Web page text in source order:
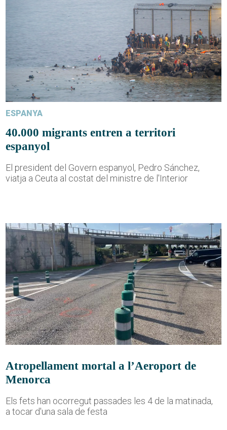
ESPANYA
40.000 migrants entren a territori
espanyol
El president del Govern espanyol, Pedro Sánchez,
viatja a Ceuta al costat del ministre de l'Interior
Atropellament mortal a l’Aeroport de
Menorca
Els fets han ocorregut passades les 4 de la matinada,
a tocar d'una sala de festa